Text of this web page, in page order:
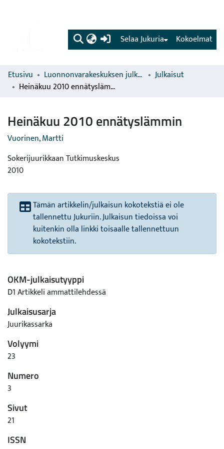
(current) Kokoelmat
Selaa Jukuria
Etusivu Luonnonvarakeskuksen julkaisut
Julkaisut
Heinäkuu 2010 ennätyslämmin
Heinäkuu 2010 ennätyslämmin
Vuorinen, Martti
Sokerijuurikkaan Tutkimuskeskus
2010
Tämän artikkelin/julkaisun kokotekstiä ei ole
tallennettu Jukuriin. Julkaisun tiedoissa voi
kuitenkin olla linkki toisaalle tallennettuun
kokotekstiin.
OKM-julkaisutyyppi
D1 Artikkeli ammattilehdessä
Julkaisusarja
Juurikassarka
Volyymi
23
Numero
3
Sivut
21
ISSN